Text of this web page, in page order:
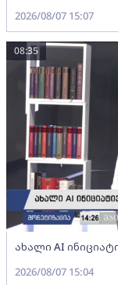
2026/08/07 15:07
ახალი AI
08:35
2026/08/07 15:04